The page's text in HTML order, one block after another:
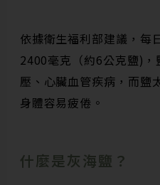
依據衛生福利部建議，每
2400毫克（約6公克鹽)
壓、心臟血管疾病，而鹽
身體容易疲倦。
什麼是灰海鹽？